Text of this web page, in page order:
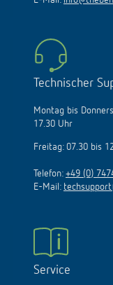
Technischer
Montag bis
Freitag: 07.30 bis
Telefon:+49 (0)
Service